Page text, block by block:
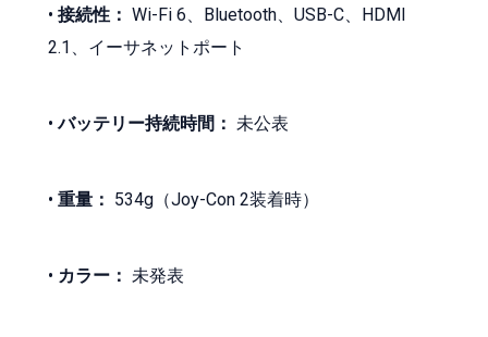
• 接続性： Wi-Fi 6、Bluetooth、USB-C、HDMI
2.1、イーサネットポート
•バッテリー持続時間： 未公表
• 重量： 534g（Joy-Con 2装着時）
• カラー： 未発表